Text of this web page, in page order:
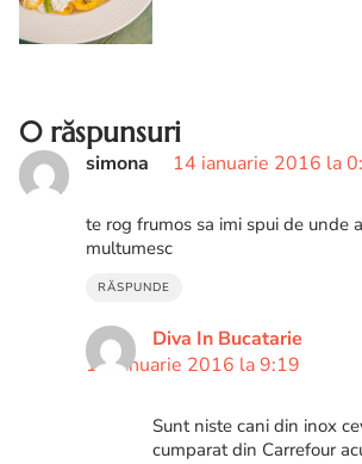
0 răspunsuri
simona 14 ianuarie 2016 la
te rog frumos sa imi spui de unde
multumesc
RĂSPUNDE
Diva In Bucatarie
14 ianuarie 2016 la 9:19
Sunt niste cani din inox
cumparat din Carrefour